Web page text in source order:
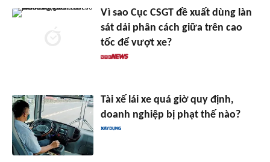
Vì sao Cục CSGT đề xuất dùng làn
sát dải phân cách giữa trên cao
tốc để vượt xe?
Tài xế lái xe quá giờ quy định,
doanh nghiệp bị phạt thế nào?